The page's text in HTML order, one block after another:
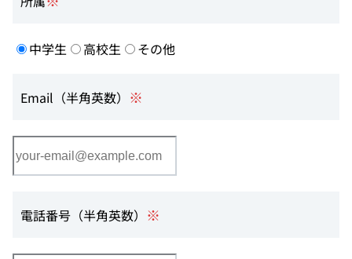
中学生 高校生 その他
Email（半角英数） ※
電話番号（半角英数） ※